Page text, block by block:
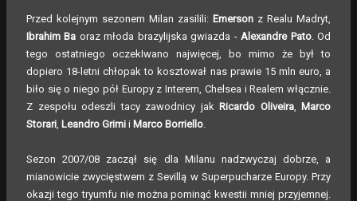
Przed kolejnym sezonem Milan zasilili: Emerson z Realu Madryt,
Ibrahim Ba oraz młoda brazylijska gwiazda - Alexandre Pato. Od
tego ostatniego oczekIwano najwięcej, bo mimo że był to
dopiero 18-letni chłopak to kosztował nas prawie 15 mln euro, a
biło się o niego pół Europy z Interem, Chelsea i Realem włącznie.
Z zespołu odeszli tacy zawodnicy jak Ricardo Oliveira, Marco
Storari Leandro Grimi i Marco Borriello
Sezon 2007/08 zaczął się dla Milanu nadzwyczaj dobrze, a
mianowicie zwycięstwem z Sevillą w Superpucharze Europy. Przy
okazji tego tryumfu nie można pominąć kwestii mniej przyjemnej.